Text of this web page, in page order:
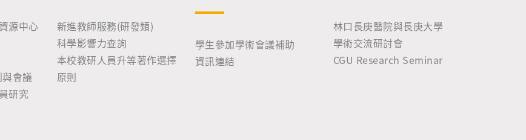
源中心
會議
研究
新進教師服務(研發類)
科學影響力查詢
本校教研人員升等著作選擇
原則
學生參加學術會議補助
資訊連結
林口長庚醫院與長庚大學
學術交流研討會
CGU Research Seminar